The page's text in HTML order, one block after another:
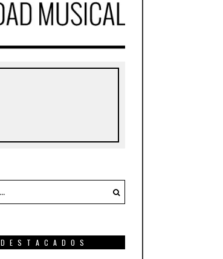
DESTACADOS